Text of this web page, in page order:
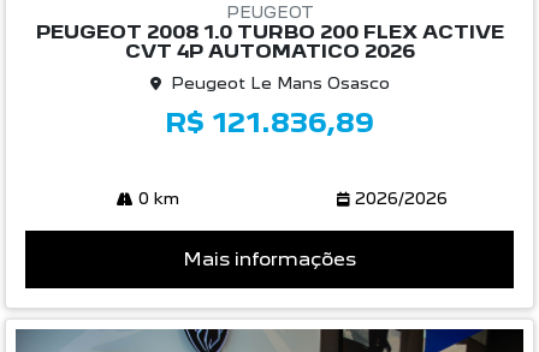
PEUGEOT
PEUGEOT 2008 1.0 TURBO 200 FLEX ACTIVE
CVT 4P AUTOMATICO 2026
Peugeot Le Mans Osasco
R$ 121.836,89
0 km 2026/2026
Mais informações